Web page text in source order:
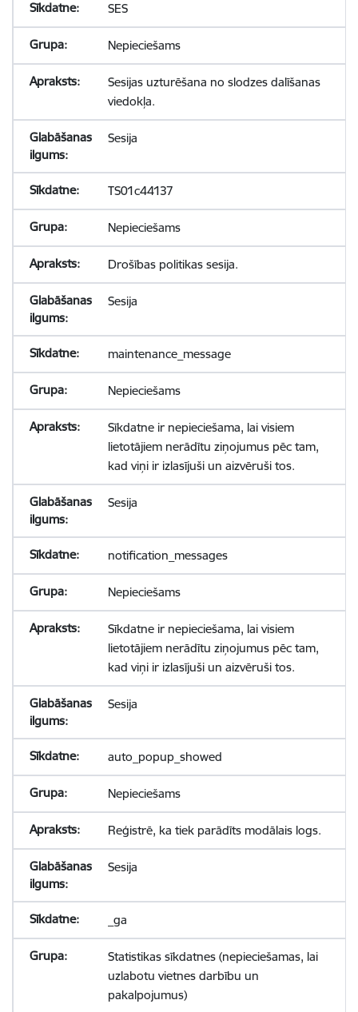
SES
Nepieciešams
Sesijas uzturēšana no slodzes dalīšanas
viedokļa.
Sesija
TS01c44137
Nepieciešams
Drošības politikas sesija.
Sesija
maintenance_message
Nepieciešams
Sīkdatne ir nepieciešama, lai visiem
lietotājiem nerādītu ziņojumus pēc tam,
kad viņi ir izlasījuši un aizvēruši tos.
Sesija
notification_messages
Nepieciešams
Sīkdatne ir nepieciešama, lai visiem
lietotājiem nerādītu ziņojumus pēc tam,
kad viņi ir izlasījuši un aizvēruši tos.
Sesija
auto_popup_showed
Nepieciešams
Reģistrē, ka tiek parādīts modālais logs.
Sesija
_ga
Statistikas sīkdatnes (nepieciešamas, lai
uzlabotu vietnes darbību un
pakalpojumus)